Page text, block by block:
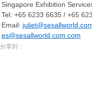
Singapore Exhibition
Tel: +65 6233 6635 / +65
Email:
es@sesallworld.com.com
分享到：